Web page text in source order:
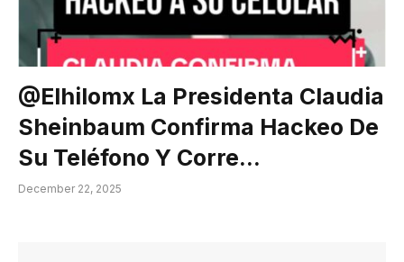
@elhilomx La Presidenta Claudia
Sheinbaum Confirma Hackeo De
Su Teléfono Y Corre…
December 22, 2025